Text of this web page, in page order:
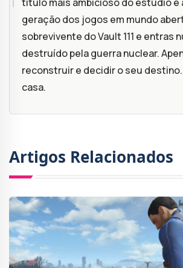
geração dos jogos em mundo
sobrevivente do Vault 111 e entras
destruído pela guerra nuclear.
reconstruir e decidir o seu
casa.
Artigos Relacionados